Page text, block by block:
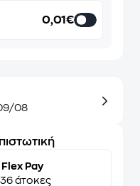
0,01€
08
Flex Pay
άτοκες